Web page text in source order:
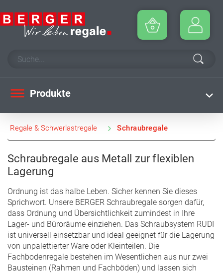
Produkte
Regale & Schwerlastregale Schraubregale
Schraubregale aus Metall zur flexiblen
Lagerung
Ordnung ist das halbe Leben. Sicher kennen Sie dieses
Sprichwort. Unsere BERGER Schraubregale sorgen dafür,
dass Ordnung und Übersichtlichkeit zumindest in Ihre
Lager- und Büroräume einziehen. Das Schraubsystem RUDI
ist universell einsetzbar und ideal geeignet für die Lagerung
von unpalettierter Ware oder Kleinteilen. Die
Fachbodenregale bestehen im Wesentlichen aus nur zwei
Bausteinen (Rahmen und Fachböden) und lassen sich